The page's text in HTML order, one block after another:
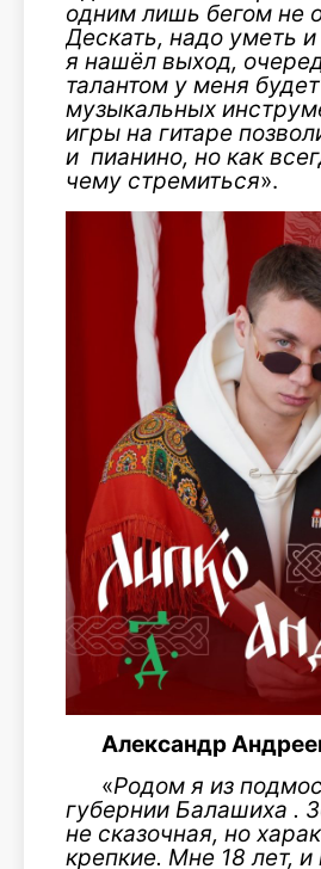
одним лишь бегом не
Дескать, надо уметь
я нашёл выход,
талантом у меня
музыкальных
игры на гитаре
и пианино, но как
чему стремиться».
Александр
«Родом я из
губернии Балашиха .
не сказочная, но
крепкие. Мне 18 лет,